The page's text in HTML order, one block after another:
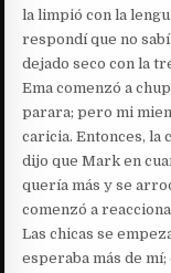
la limpió con la
respondí que no
dejado seco con la
Ema comenzó a
parara; pero mi
caricia. Entonces, la
dijo que Mark en
quería más y se
comenzó a
Las chicas se
esperaba más de